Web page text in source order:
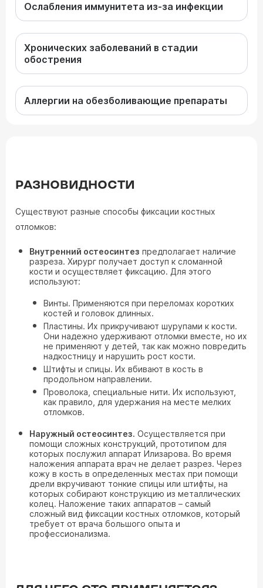
Ослабления иммунитета из-за инфекции
Хронических заболеваний в стадии
обострения
Аллергии на обезболивающие препараты
РАЗНОВИДНОСТИ
Существуют разные способы фиксации костных
отломков:
Внутренний остеосинтез предполагает наличие
разреза. Хирург получает доступ к сломанной
кости и осуществляет фиксацию. Для этого
используют:
Винты. Применяются при переломах коротких
костей и головок длинных.
Пластины. Их прикручивают шурупами к кости.
Они надежно удерживают отломки вместе, но их
не применяют у детей, так как можно повредить
надкостницу и нарушить рост кости.
Штифты и спицы. Их вбивают в кость в
продольном направлении.
Проволока, специальные нити. Их используют,
как правило, для удержания на месте мелких
отломков.
Наружный остеосинтез. Осуществляется при
помощи сложных конструкций, прототипом для
которых послужил аппарат Илизарова. Во время
наложения аппарата врач не делает разрез. Через
кожу в кость в определенных местах при помощи
дрели вкручивают тонкие спицы или штифты, на
которых собирают конструкцию из металлических
колец. Наложение таких аппаратов – самый
сложный вид фиксации костных отломков, который
требует от врача большого опыта и
профессионализма.